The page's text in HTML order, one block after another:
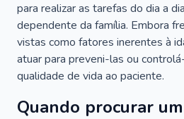
para realizar as tarefas do dia a
dependente da família. Embora
vistas como fatores inerentes à
atuar para preveni-las ou
qualidade de vida ao paciente.
Quando procurar